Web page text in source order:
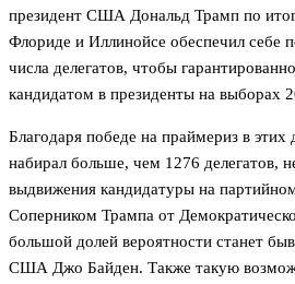
президент США Дональд Трамп по
Флориде и Иллинойсе обеспечил себе
числа делегатов, чтобы
кандидатом в президенты на выборах
Благодаря победе на праймериз в
набирал больше, чем 1276 делегатов,
выдвижения кандидатуры на
Соперником Трампа от
большой долей вероятности станет
США Джо Байден. Также такую